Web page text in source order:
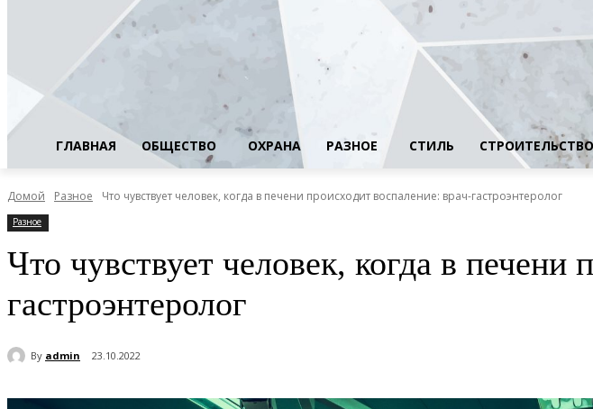
ГЛАВНАЯ ОБЩЕСТВО ОХРАНА РАЗНОЕ СТИЛЬ СТРОИТЕЛЬСТВО
Домой Разное Что чувствует человек, когда в печени происходит воспаление: врач-гастроэнтеролог
Разное
Что чувствует человек, когда в печени
гастроэнтеролог
By admin 23.10.2022